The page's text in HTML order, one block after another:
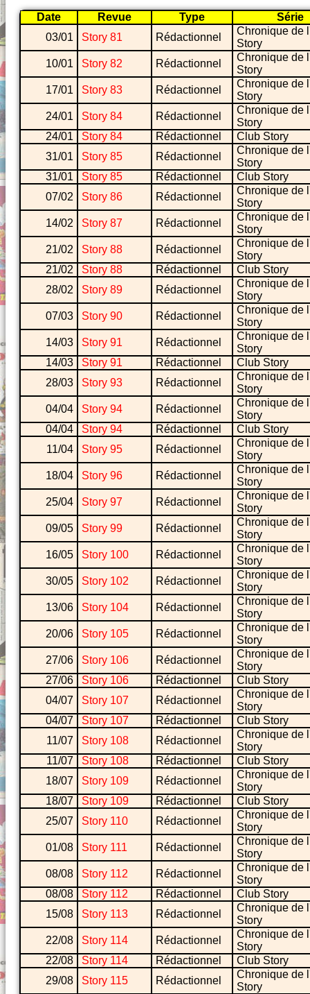
Date Revue Type
Série
03/01
Story 81 Rédactionnel
Chronique de
Story
10/01
Story 82 Rédactionnel
Chronique de
Story
17/01
Story 83 Rédactionnel
Chronique de
Story
24/01
Story 84 Rédactionnel
Chronique de
Story
24/01
Story 84 Rédactionnel
Club Story
31/01
Story 85 Rédactionnel
Chronique de
Story
31/01
Story 85 Rédactionnel
Club Story
07/02
Story 86 Rédactionnel
Chronique de
Story
14/02
Story 87 Rédactionnel
Chronique de
Story
21/02
Story 88 Rédactionnel
Chronique de
Story
21/02
Story 88 Rédactionnel
Club Story
28/02
Story 89 Rédactionnel
Chronique de
Story
07/03
Story 90 Rédactionnel
Chronique de
Story
14/03
Story 91 Rédactionnel
Chronique de
Story
14/03
Story 91 Rédactionnel
Club Story
28/03
Story 93 Rédactionnel
Chronique de
Story
04/04
Story 94 Rédactionnel
Chronique de
Story
04/04
Story 94 Rédactionnel
Club Story
11/04
Story 95 Rédactionnel
Chronique de
Story
18/04
Story 96 Rédactionnel
Chronique de
Story
25/04
Story 97 Rédactionnel
Chronique de
Story
09/05
Story 99 Rédactionnel
Chronique de
Story
16/05
Story 100 Rédactionnel
Chronique de
Story
30/05
Story 102 Rédactionnel
Chronique de
Story
13/06
Story 104 Rédactionnel
Chronique de
Story
20/06
Story 105 Rédactionnel
Chronique de
Story
27/06
Story 106 Rédactionnel
Chronique de
Story
27/06
Story 106 Rédactionnel
Club Story
04/07
Story 107 Rédactionnel
Chronique de
Story
04/07
Story 107 Rédactionnel
Club Story
11/07
Story 108 Rédactionnel
Chronique de
Story
11/07
Story 108 Rédactionnel
Club Story
18/07
Story 109 Rédactionnel
Chronique de
Story
18/07
Story 109 Rédactionnel
Club Story
25/07
Story 110 Rédactionnel
Chronique de
Story
01/08
Story 111 Rédactionnel
Chronique de
Story
08/08
Story 112 Rédactionnel
Chronique de
Story
08/08
Story 112 Rédactionnel
Club Story
15/08
Story 113 Rédactionnel
Chronique de
Story
22/08
Story 114 Rédactionnel
Chronique de
Story
22/08
Story 114 Rédactionnel
Club Story
29/08
Story 115 Rédactionnel
Chronique de
Story